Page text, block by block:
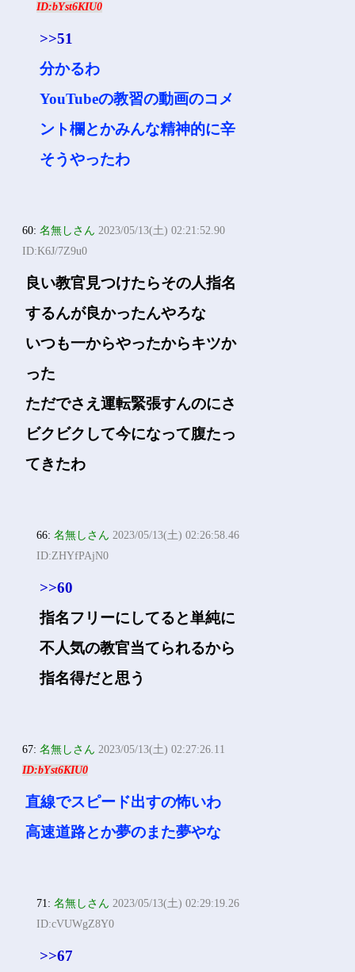
ID:bYst6KIU0
>>51
分かるわ
YouTubeの教習の動画のコメ
ント欄とかみんな精神的に辛
そうやったわ
60:名無しさん 2023/05/13(土) 02:21:52.90
ID:K6J/7Z9u0
良い教官見つけたらその人指名
するんが良かったんやろな
いつも一からやったからキツか
った
ただでさえ運転緊張すんのにさ
ビクビクして今になって腹たっ
てきたわ
66:名無しさん 2023/05/13(土) 02:26:58.46
ID:ZHYfPAjN0
>>60
指名フリーにしてると単純に
不人気の教官当てられるから
指名得だと思う
67:名無しさん 2023/05/13(土) 02:27:26.11
ID:bYst6KIU0
直線でスピード出すの怖いわ
高速道路とか夢のまた夢やな
71:名無しさん 2023/05/13(土) 02:29:19.26
ID:cVUWgZ8Y0
>>67